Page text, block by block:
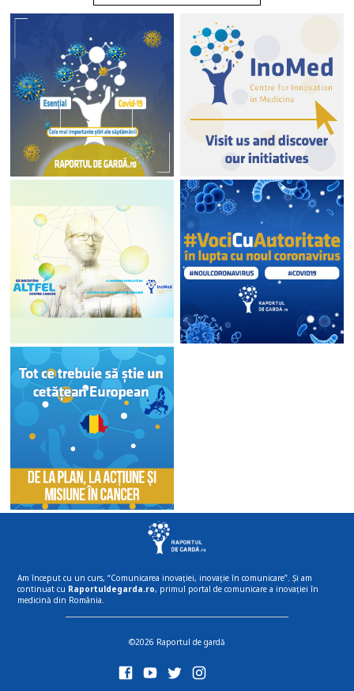
Am început cu un curs, “Comunicarea inovației, inovație în comunicare”. Și am
continuat cu Raportuldegarda.ro, primul portal de comunicare a inovației în
medicină din România.
©2026 Raportul de gardă